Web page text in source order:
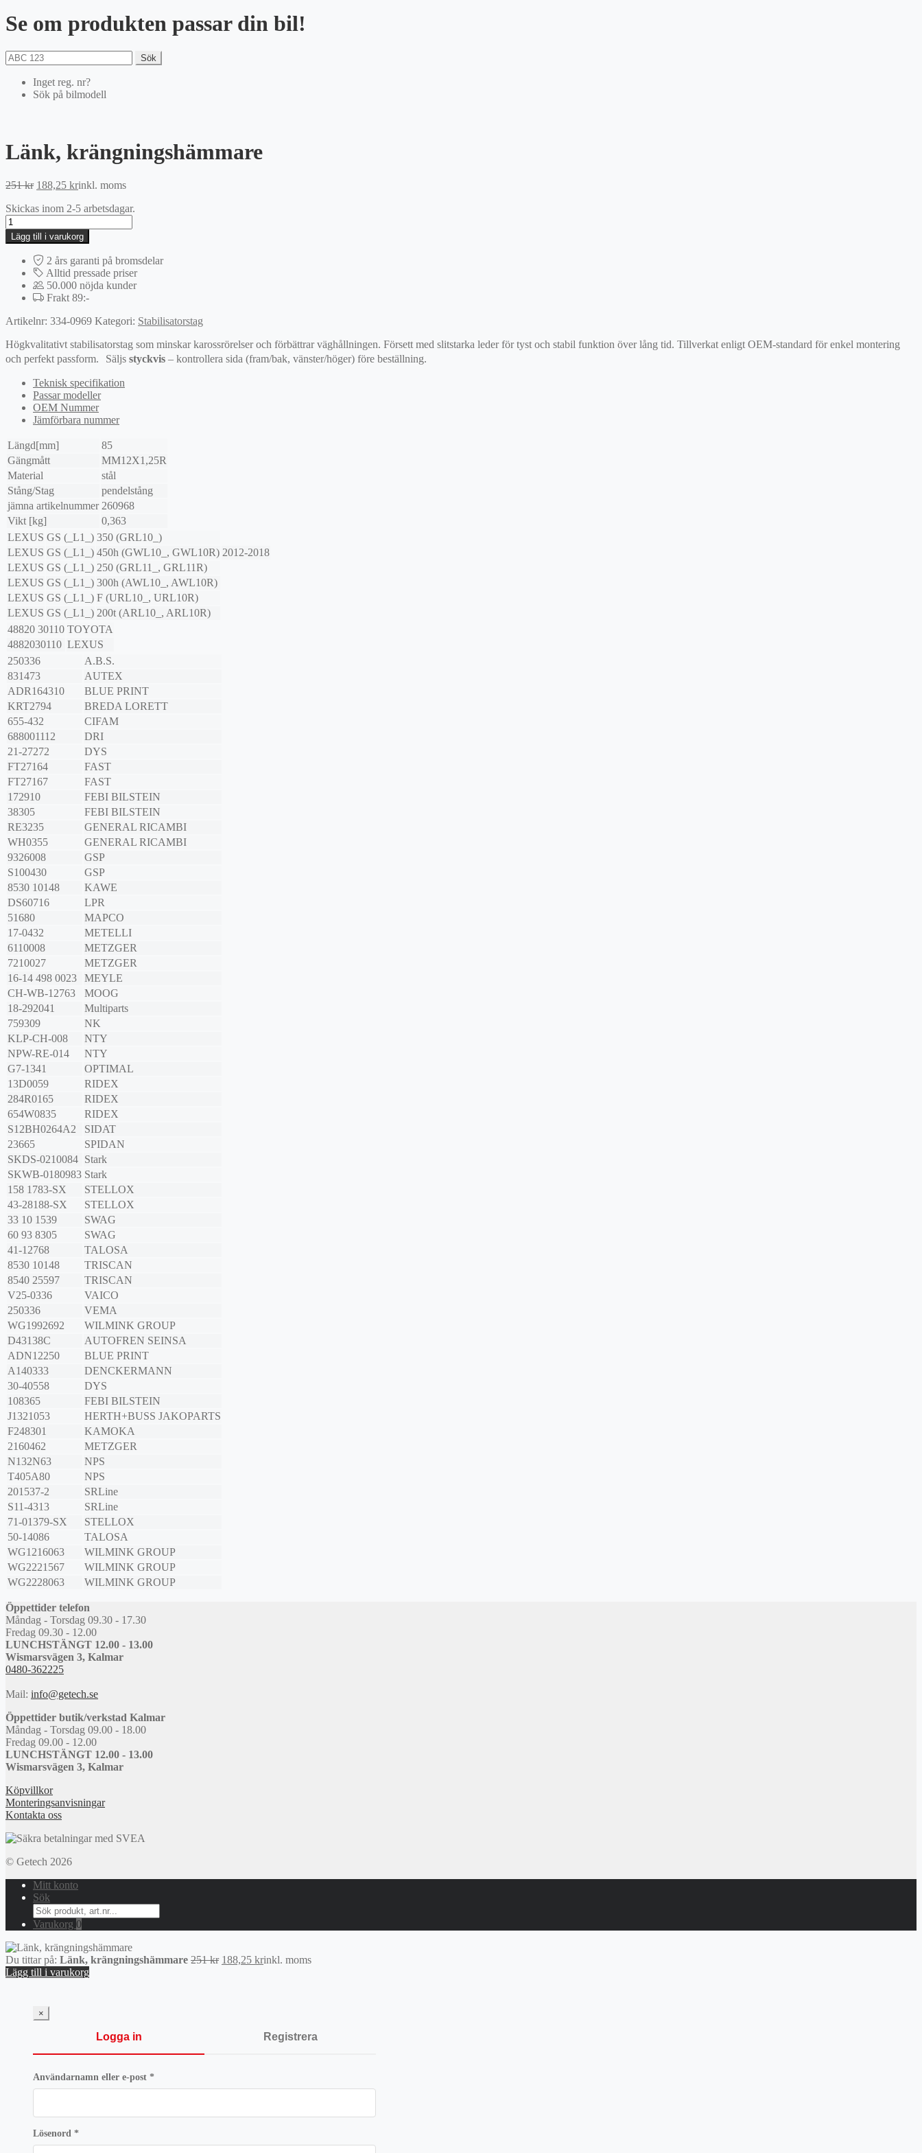
Se om produkten passar din bil!
Sök
Inget reg. nr?
Sök på bilmodell
Länk, krängningshämmare
251kr Det
priset
251 kr.
188,25 krDet
priset
188,25 kr.
inkl. moms
Skickas inom 2-5 arbetsdagar.
Länk,
krängningshämmare
mängd
Lägg till i varukorg
2 års garanti på bromsdelar
Alltid pressade priser
50.000 nöjda kunder
Frakt 89:-
Artikelnr: 334-0969 Kategori: Stabilisatorstag
Högkvalitativt stabilisatorstag som minskar karossrörelser och förbättrar väghållningen. Försett med slitstarka leder för tyst och stabil funktion över lång tid. Tillverkat enligt OEM-standard för enkel montering
och perfekt passform. Säljs styckvis – kontrollera sida (fram/bak, vänster/höger) före beställning.
Teknisk specifikation
Passar modeller
OEM Nummer
Jämförbara nummer
Längd[mm]
85
Gängmått
MM12X1,25R
Material
stål
Stång/Stag
pendelstång
jämna artikelnummer 260968
Vikt [kg]
0,363
LEXUS GS (_L1_) 350 (GRL10_)
LEXUS GS (_L1_) 450h (GWL10_, GWL10R) 2012-2018
LEXUS GS (_L1_) 250 (GRL11_, GRL11R)
LEXUS GS (_L1_) 300h (AWL10_, AWL10R)
LEXUS GS (_L1_) F (URL10_, URL10R)
LEXUS GS (_L1_) 200t (ARL10_, ARL10R)
48820 30110 TOYOTA
4882030110 LEXUS
250336
A.B.S.
831473
AUTEX
ADR164310
BLUE PRINT
KRT2794
BREDA LORETT
655-432
CIFAM
688001112
DRI
21-27272
DYS
FT27164
FAST
FT27167
FAST
172910
FEBI BILSTEIN
38305
FEBI BILSTEIN
RE3235
GENERAL RICAMBI
WH0355
GENERAL RICAMBI
9326008
GSP
S100430
GSP
8530 10148
KAWE
DS60716
LPR
51680
MAPCO
17-0432
METELLI
6110008
METZGER
7210027
METZGER
16-14 498 0023
MEYLE
CH-WB-12763
MOOG
18-292041
Multiparts
759309
NK
KLP-CH-008
NTY
NPW-RE-014
NTY
G7-1341
OPTIMAL
13D0059
RIDEX
284R0165
RIDEX
654W0835
RIDEX
S12BH0264A2
SIDAT
23665
SPIDAN
SKDS-0210084 Stark
SKWB-0180983 Stark
158 1783-SX
STELLOX
43-28188-SX
STELLOX
33 10 1539
SWAG
60 93 8305
SWAG
41-12768
TALOSA
8530 10148
TRISCAN
8540 25597
TRISCAN
V25-0336
VAICO
250336
VEMA
WG1992692
WILMINK GROUP
D43138C
AUTOFREN SEINSA
ADN12250
BLUE PRINT
A140333
DENCKERMANN
30-40558
DYS
108365
FEBI BILSTEIN
J1321053
HERTH+BUSS JAKOPARTS
F248301
KAMOKA
2160462
METZGER
N132N63
NPS
T405A80
NPS
201537-2
SRLine
S11-4313
SRLine
71-01379-SX
STELLOX
50-14086
TALOSA
WG1216063
WILMINK GROUP
WG2221567
WILMINK GROUP
WG2228063
WILMINK GROUP
Öppettider telefon
Måndag - Torsdag 09.30 - 17.30
Fredag 09.30 - 12.00
LUNCHSTÄNGT 12.00 - 13.00
Wismarsvägen 3, Kalmar
0480-362225
Mail: info@getech.se
Öppettider butik/verkstad Kalmar
Måndag - Torsdag 09.00 - 18.00
Fredag 09.00 - 12.00
LUNCHSTÄNGT 12.00 - 13.00
Wismarsvägen 3, Kalmar
Köpvillkor
Monteringsanvisningar
Kontakta oss
© Getech 2026
Mitt konto
Sök
Search
for:
Varukorg 0
Du tittar på: Länk, krängningshämmare 251kr Det
188,25 krDet
inkl. moms
Lägg till i varukorg
×
Logga in Registrera
Användarnamn eller e-post *Obligatoriskt
Lösenord *Obligatoriskt